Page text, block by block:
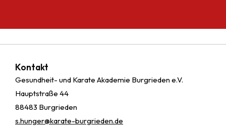
Kontakt
Gesundheit- und Karate Akademie Burgrieden e.V.
Hauptstraße 44
88483 Burgrieden
s.hunger@karate-burgrieden.de